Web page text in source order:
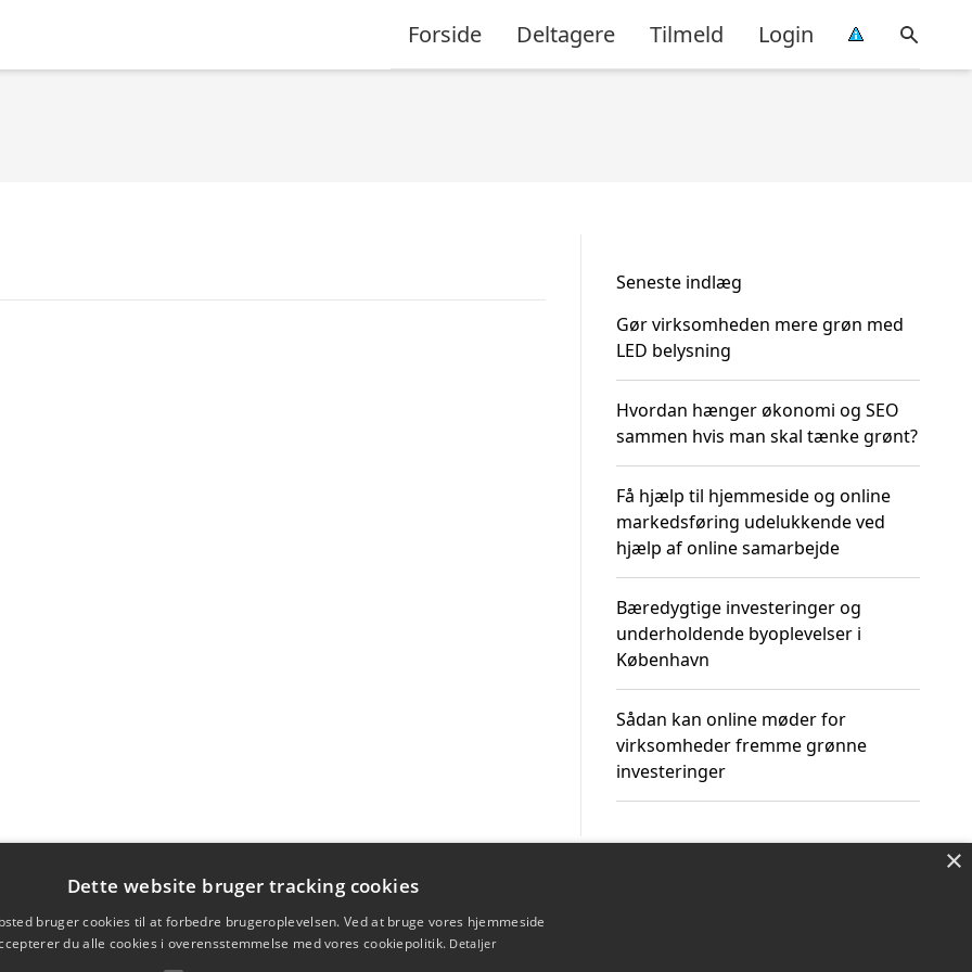
Forside Deltagere Tilmeld Login
Seneste indlæg
Gør virksomheden mere grøn med
LED belysning
Hvordan hænger økonomi og SEO
sammen hvis man skal tænke grønt?
Få hjælp til hjemmeside og online
markedsføring udelukkende ved
hjælp af online samarbejde
Bæredygtige investeringer og
underholdende byoplevelser i
København
Sådan kan online møder for
virksomheder fremme grønne
investeringer
×
Dette website bruger tracking cookies
bruger cookies til at forbedre brugeroplevelsen. Ved at bruge vores hjemmeside
du alle cookies i overensstemmelse med vores cookiepolitik. Detaljer